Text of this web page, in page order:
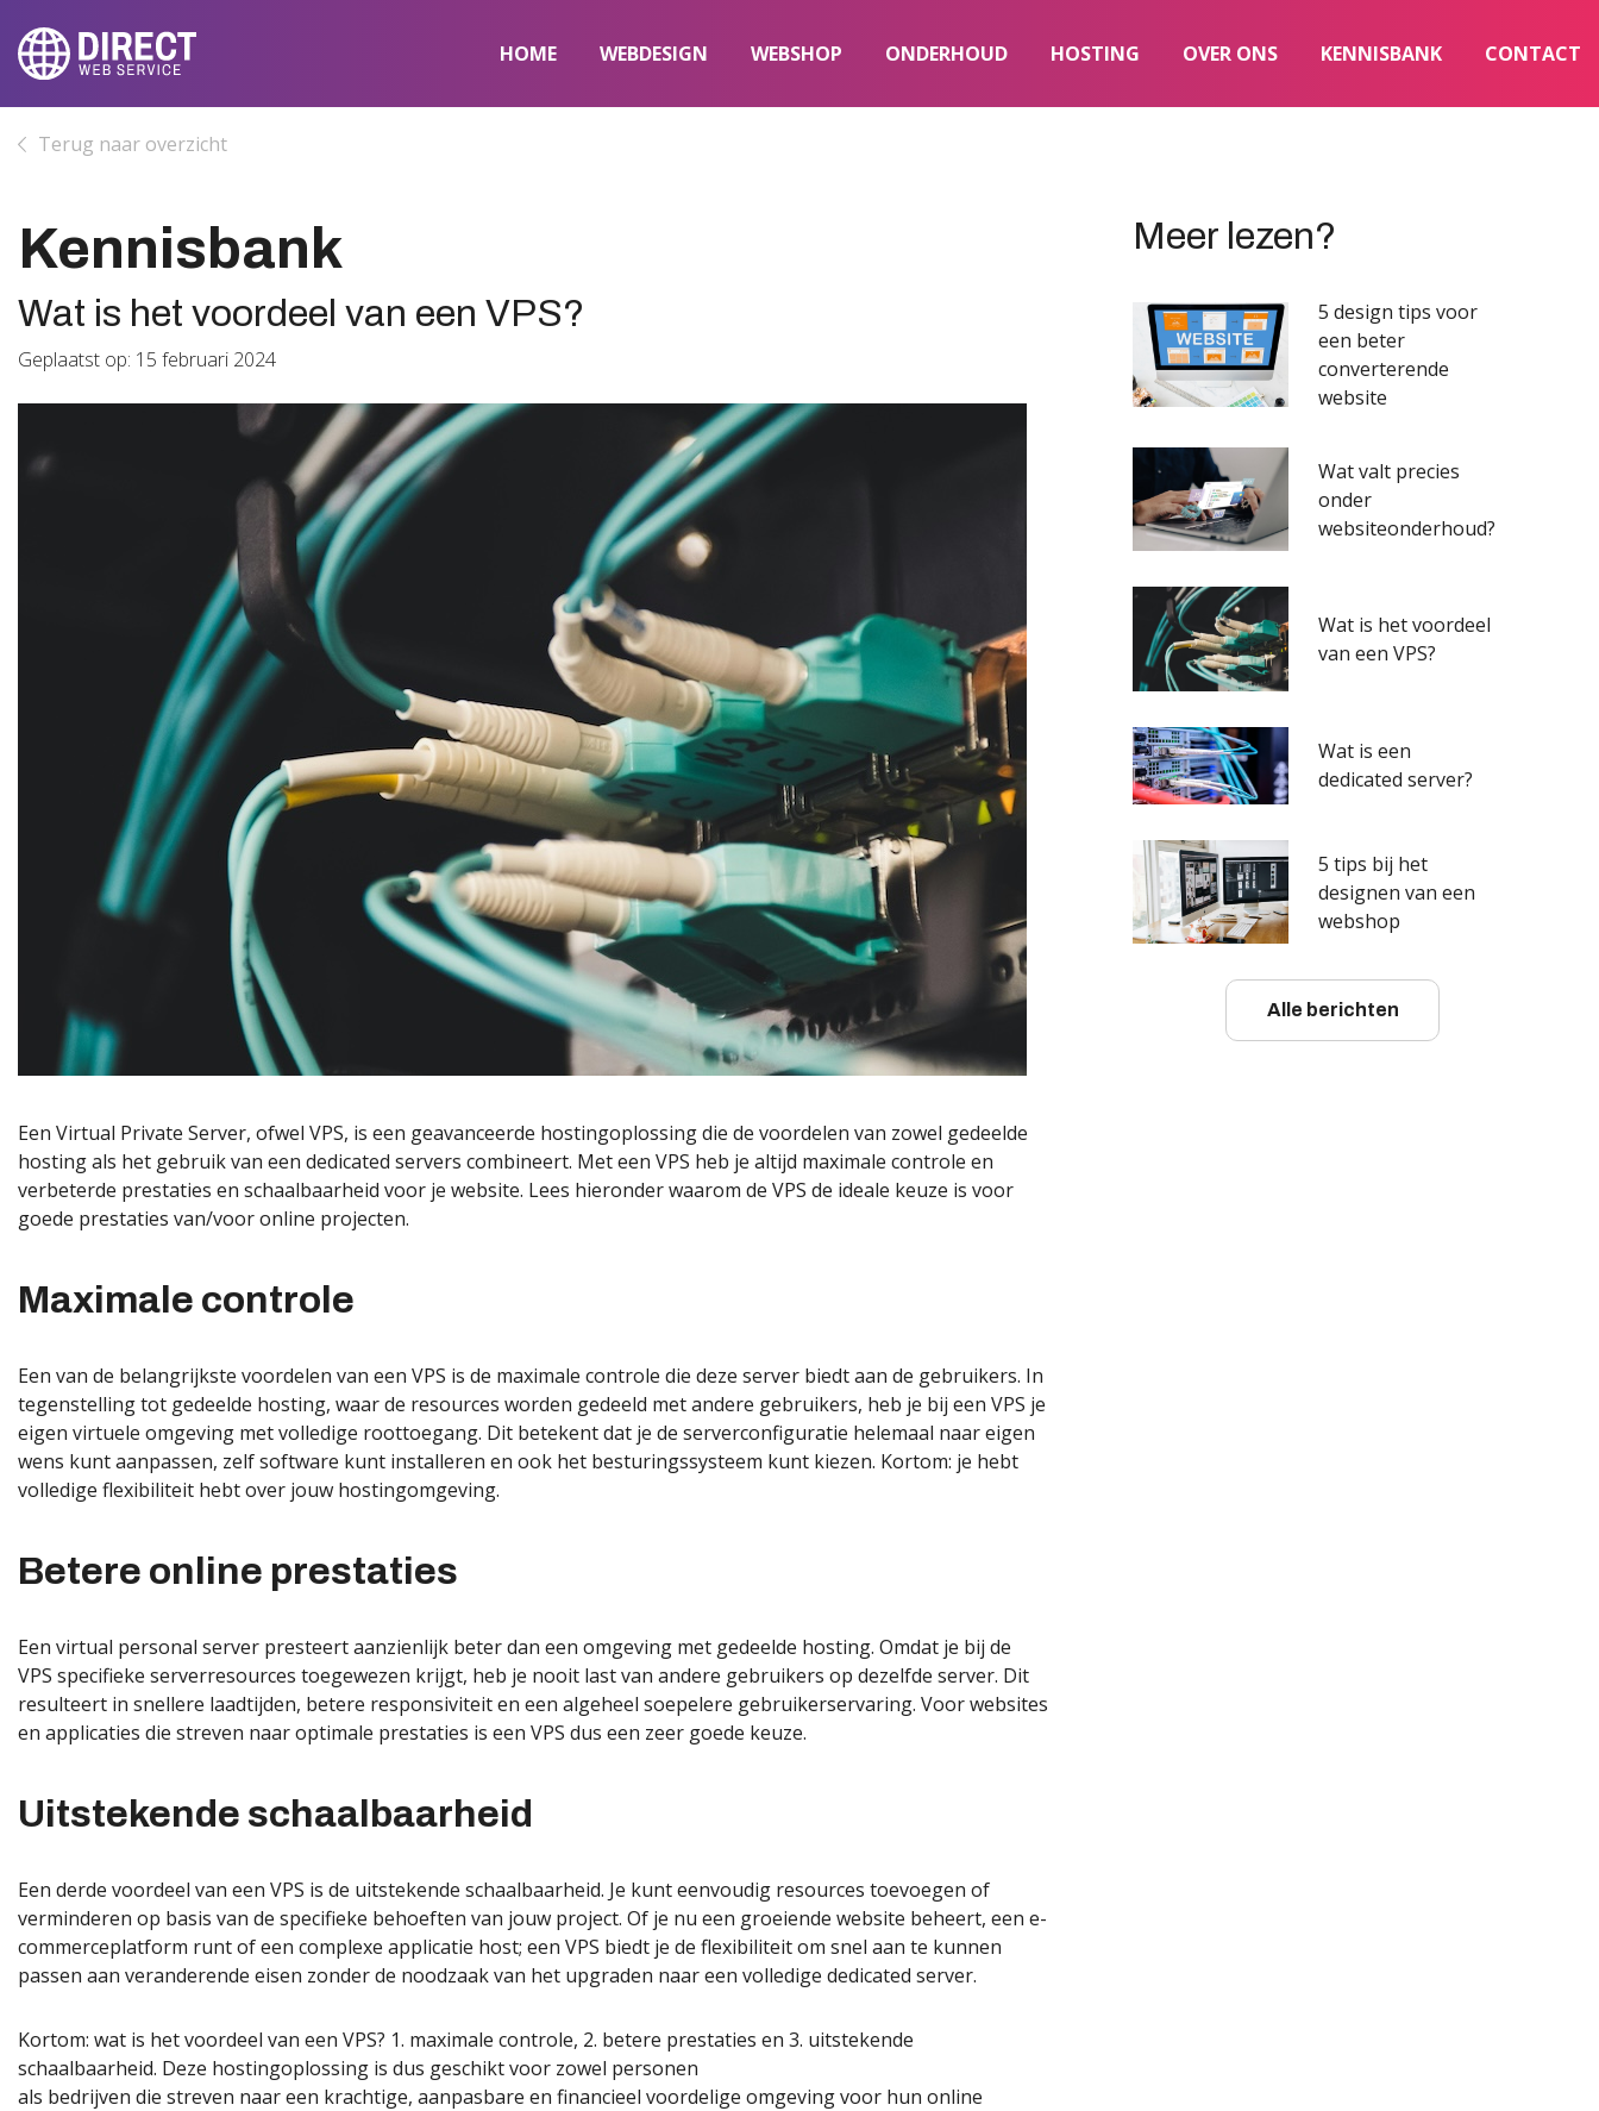
HOME WEBDESIGN WEBSHOP ONDERHOUD HOSTING OVER ONS KENNISBANK CONTACT
Terug naar overzicht
Kennisbank
Wat is het voordeel van een VPS?
Geplaatst op: 15 februari 2024
Een Virtual Private Server, ofwel VPS, is een geavanceerde hostingoplossing die de voordelen van zowel gedeelde
hosting als het gebruik van een dedicated servers combineert. Met een VPS heb je altijd maximale controle en
verbeterde prestaties en schaalbaarheid voor je website. Lees hieronder waarom de VPS de ideale keuze is voor
goede prestaties van/voor online projecten.
Maximale controle
Een van de belangrijkste voordelen van een VPS is de maximale controle die deze server biedt aan de gebruikers. In
tegenstelling tot gedeelde hosting, waar de resources worden gedeeld met andere gebruikers, heb je bij een VPS je
eigen virtuele omgeving met volledige roottoegang. Dit betekent dat je de serverconfiguratie helemaal naar eigen
wens kunt aanpassen, zelf software kunt installeren en ook het besturingssysteem kunt kiezen. Kortom: je hebt
volledige flexibiliteit hebt over jouw hostingomgeving.
Betere online prestaties
Een virtual personal server presteert aanzienlijk beter dan een omgeving met gedeelde hosting. Omdat je bij de
VPS specifieke serverresources toegewezen krijgt, heb je nooit last van andere gebruikers op dezelfde server. Dit
resulteert in snellere laadtijden, betere responsiviteit en een algeheel soepelere gebruikerservaring. Voor websites
en applicaties die streven naar optimale prestaties is een VPS dus een zeer goede keuze.
Uitstekende schaalbaarheid
Een derde voordeel van een VPS is de uitstekende schaalbaarheid. Je kunt eenvoudig resources toevoegen of
verminderen op basis van de specifieke behoeften van jouw project. Of je nu een groeiende website beheert, een e-
commerceplatform runt of een complexe applicatie host; een VPS biedt je de flexibiliteit om snel aan te kunnen
passen aan veranderende eisen zonder de noodzaak van het upgraden naar een volledige dedicated server.
Kortom: wat is het voordeel van een VPS? 1. maximale controle, 2. betere prestaties en 3. uitstekende
schaalbaarheid. Deze hostingoplossing is dus geschikt voor zowel personen
als bedrijven die streven naar een krachtige, aanpasbare en financieel voordelige omgeving voor hun online
Meer lezen?
5 design tips voor
een beter
converterende
website
Wat valt precies
onder
websiteonderhoud?
Wat is het voordeel
van een VPS?
Wat is een
dedicated server?
5 tips bij het
designen van een
webshop
Alle berichten